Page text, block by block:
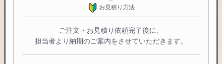
お見積り方法
ご注文・お見積り依頼完了後に、
担当者より納期のご案内をさせていただきます。